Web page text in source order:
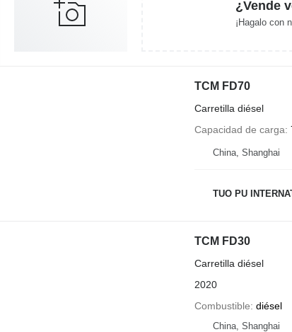
¿Vende
¡Hagalo con
TCM FD70
Carretilla diésel
Capacidad de carga
China, Shanghai
TUO PU
TCM FD30
Carretilla diésel
2020
Combustible diésel
China, Shanghai